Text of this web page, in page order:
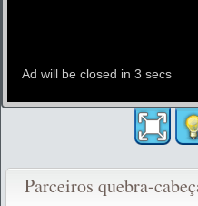
Parceiros quebra-